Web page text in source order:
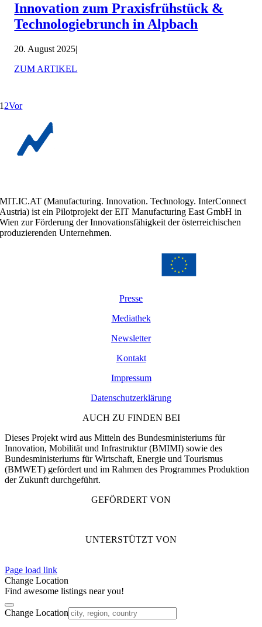
Innovation zum Praxisfrühstück &
Technologiebrunch in Alpbach
20. August 2025|
ZUM ARTIKEL
1 2Vor
MIT.IC.AT (Manufacturing. Innovation. Technology. InterConnect
Austria) ist ein Pilotprojekt der EIT Manufacturing East GmbH in
Wien zur Förderung der Innovationsfähigkeit der österreichischen
produzierenden Unternehmen.
Presse
Mediathek
Newsletter
Kontakt
Impressum
Datenschutzerklärung
AUCH ZU FINDEN BEI
Dieses Projekt wird aus Mitteln des Bundesministeriums für
Innovation, Mobilität und Infrastruktur (BMIMI) sowie des
Bundesministeriums für Wirtschaft, Energie und Tourismus
(BMWET) gefördert und im Rahmen des Programmes Produktion
der Zukunft durchgeführt.
GEFÖRDERT VON
UNTERSTÜTZT VON
Page load link
Change Location
Find awesome listings near you!
Change Location